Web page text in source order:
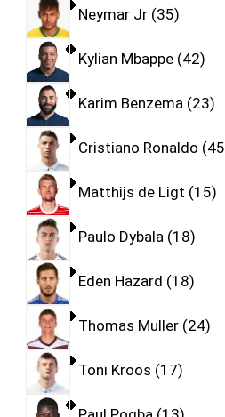
Neymar Jr 35
Kylian Mbappe 42
Karim Benzema 23
Cristiano Ronaldo 45
Matthijs de Ligt 15
Paulo Dybala 18
Eden Hazard 18
Thomas Muller 24
Toni Kroos 17